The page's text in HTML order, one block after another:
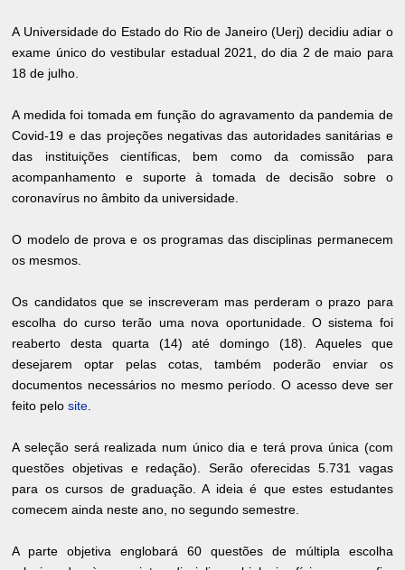
A Universidade do Estado do Rio de Janeiro (Uerj) decidiu adiar o
exame único do vestibular estadual 2021, do dia 2 de maio para
18 de julho.
A medida foi tomada em função do agravamento da pandemia de
Covid-19 e das projeções negativas das autoridades sanitárias e
das instituições científicas, bem como da comissão para
acompanhamento e suporte à tomada de decisão sobre o
coronavírus no âmbito da universidade.
O modelo de prova e os programas das disciplinas permanecem
os mesmos.
Os candidatos que se inscreveram mas perderam o prazo para
escolha do curso terão uma nova oportunidade. O sistema foi
reaberto desta quarta (14) até domingo (18). Aqueles que
desejarem optar pelas cotas, também poderão enviar os
documentos necessários no mesmo período. O acesso deve ser
feito pelosite
A seleção será realizada num único dia e terá prova única (com
questões objetivas e redação). Serão oferecidas 5.731 vagas
para os cursos de graduação. A ideia é que estes estudantes
comecem ainda neste ano, no segundo semestre.
A parte objetiva englobará 60 questões de múltipla escolha